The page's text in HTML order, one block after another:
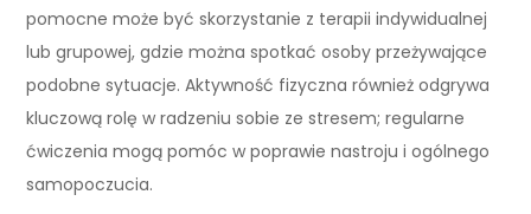
pomocne może być skorzystanie z terapii indywidualnej
lub grupowej, gdzie można spotkać osoby przeżywające
podobne sytuacje. Aktywność fizyczna również odgrywa
kluczową rolę w radzeniu sobie ze stresem; regularne
ćwiczenia mogą pomóc w poprawie nastroju i ogólnego
samopoczucia.